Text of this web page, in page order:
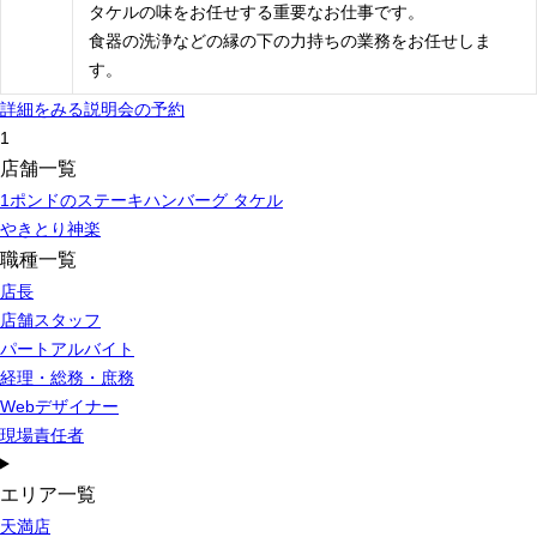
タケルの味をお任せする重要なお仕事です。
食器の洗浄などの縁の下の力持ちの業務をお任せしま
す。
詳細をみる説明会の予約
1
店舗一覧
1ポンドのステーキハンバーグ タケル
やきとり神楽
職種一覧
店長
店舗スタッフ
パートアルバイト
経理・総務・庶務
Webデザイナー
現場責任者
エリア一覧
天満店